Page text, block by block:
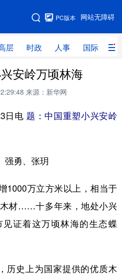
网站无障碍
PC版本
层 时政 人事 国际 财
站地图
时政
网评
全球连线 教育
健康
安岭万顷林海
来源：新华网
日电 题：中国重塑小兴安岭
勇、张玥
万立方米以上，相当于
材……十多年来，地处小兴
证着这万顷林海的生态蝶
史上为国家提供的优质木